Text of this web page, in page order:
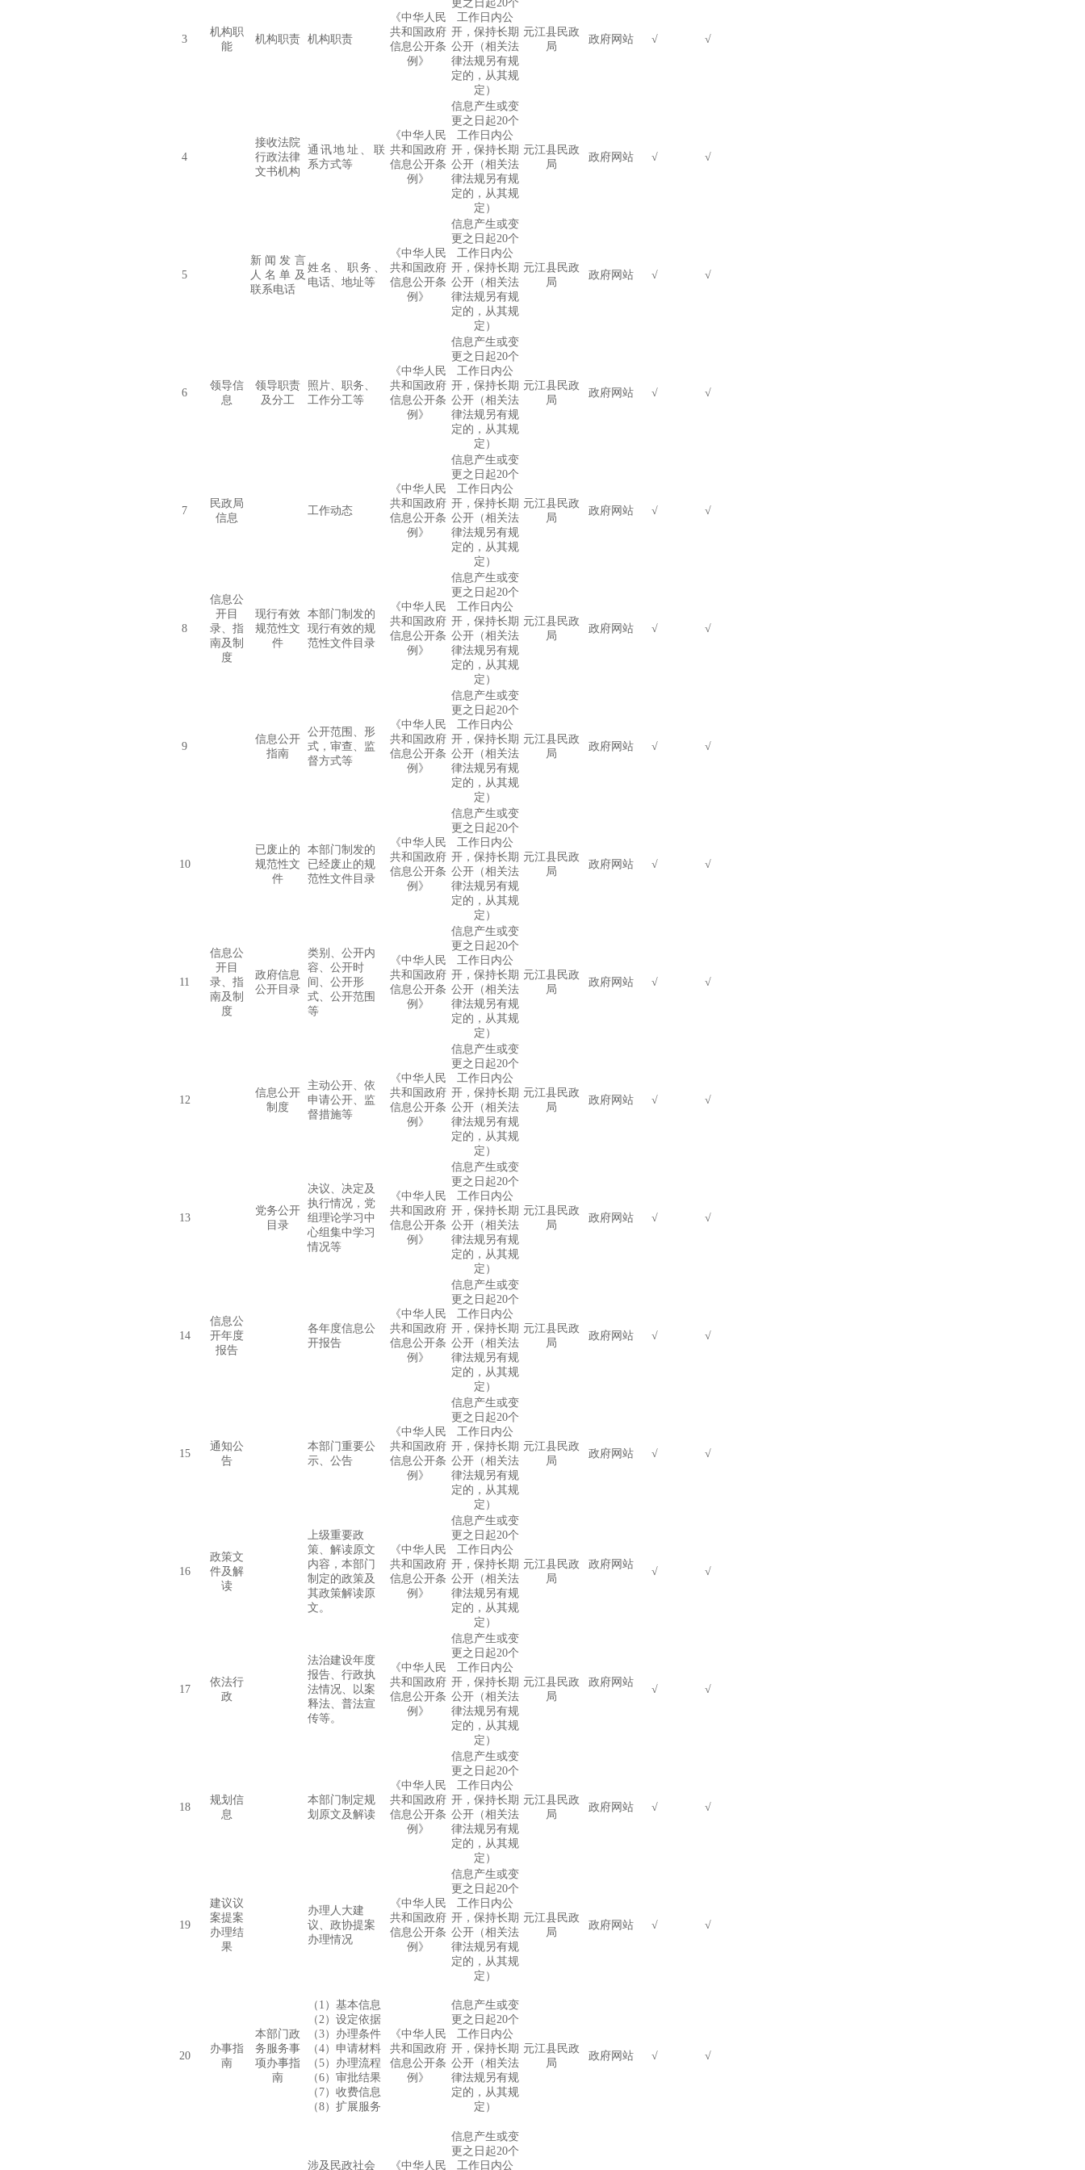
机构职
能
3 机构职责 机构职责
《中华人民
共和国政府
信息公开条
例》
更之日起20个
工作日内公
开，保持长期
公开（相关法
律法规另有规
定的，从其规
定）
元江县民政
局
政府网站 √ √
4
接收法院
行政法律
文书机构
通讯地址、联
系方式等
《中华人民
共和国政府
信息公开条
例》
信息产生或变
更之日起20个
工作日内公
开，保持长期
公开（相关法
律法规另有规
定的，从其规
定）
元江县民政
局
政府网站 √ √
5
新闻发言
人名单及
联系电话
姓名、职务、
电话、地址等
《中华人民
共和国政府
信息公开条
例》
信息产生或变
更之日起20个
工作日内公
开，保持长期
公开（相关法
律法规另有规
定的，从其规
定）
元江县民政
局
政府网站 √ √
6
领导信
息
领导职责
及分工
照片、 职务、
工作分工等
《中华人民
共和国政府
信息公开条
例》
信息产生或变
更之日起20个
工作日内公
开，保持长期
公开（相关法
律法规另有规
定的，从其规
定）
元江县民政
局
政府网站 √ √
7
民政局
信息
工作动态
《中华人民
共和国政府
信息公开条
例》
信息产生或变
更之日起20个
工作日内公
开，保持长期
公开（相关法
律法规另有规
定的，从其规
定）
元江县民政
局
政府网站 √ √
8
信息公
开目
录、指
南及制
度
现行有效
规范性文
件
本部门制发的
现行有效的规
范性文件目录
《中华人民
共和国政府
信息公开条
例》
信息产生或变
更之日起20个
工作日内公
开，保持长期
公开（相关法
律法规另有规
定的，从其规
定）
元江县民政
局
政府网站 √ √
9
信息公
开目
录、指
南及制
度
信息公开
指南
公开范围、形
式，审查、监
督方式等
《中华人民
共和国政府
信息公开条
例》
信息产生或变
更之日起20个
工作日内公
开，保持长期
公开（相关法
律法规另有规
定的，从其规
定）
元江县民政
局
政府网站 √ √
10
已废止的
规范性文
件
本部门制发的
已经废止的规
范性文件目录
《中华人民
共和国政府
信息公开条
例》
信息产生或变
更之日起20个
工作日内公
开，保持长期
公开（相关法
律法规另有规
定的，从其规
定）
元江县民政
局
政府网站 √ √
11
政府信息
公开目录
类别、公开内
容、公开时
间、公开形
式、公开范围
等
《中华人民
共和国政府
信息公开条
例》
信息产生或变
更之日起20个
工作日内公
开，保持长期
公开（相关法
律法规另有规
定的，从其规
定）
元江县民政
局
政府网站 √ √
12
信息公开
制度
主动公开、依
申请公开、监
督措施等
《中华人民
共和国政府
信息公开条
例》
信息产生或变
更之日起20个
工作日内公
开，保持长期
公开（相关法
律法规另有规
定的，从其规
定）
元江县民政
局
政府网站 √ √
13
党务公开
目录
决议、决定及
执行情况，党
组理论学习中
心组集中学习
情况等
《中华人民
共和国政府
信息公开条
例》
信息产生或变
更之日起20个
工作日内公
开，保持长期
公开（相关法
律法规另有规
定的，从其规
定）
元江县民政
局
政府网站 √ √
14
信息公
开年度
报告
各年度信息公
开报告
《中华人民
共和国政府
信息公开条
例》
信息产生或变
更之日起20个
工作日内公
开，保持长期
公开（相关法
律法规另有规
定的，从其规
定）
元江县民政
局
政府网站 √ √
15
通知公
告
本部门重要公
示、公告
《中华人民
共和国政府
信息公开条
例》
信息产生或变
更之日起20个
工作日内公
开，保持长期
公开（相关法
律法规另有规
定的，从其规
定）
元江县民政
局
政府网站 √ √
16
政策文
件及解
读
上级重要政
策、解读原文
内容，本部门
制定的政策及
其政策解读原
文。
《中华人民
共和国政府
信息公开条
例》
信息产生或变
更之日起20个
工作日内公
开，保持长期
公开（相关法
律法规另有规
定的，从其规
定）
元江县民政
局
政府网站
√ √
17
依法行
政
法治建设年度
报告、行政执
法情况、以案
释法、普法宣
传等。
《中华人民
共和国政府
信息公开条
例》
信息产生或变
更之日起20个
工作日内公
开，保持长期
公开（相关法
律法规另有规
定的，从其规
定）
元江县民政
局
政府网站
√ √
18
规划信
息
本部门制定规
划原文及解读
《中华人民
共和国政府
信息公开条
例》
信息产生或变
更之日起20个
工作日内公
开，保持长期
公开（相关法
律法规另有规
定的，从其规
定）
元江县民政
局
政府网站 √ √
19
建议议
案提案
办理结
果
办理人大建
议、政协提案
办理情况
《中华人民
共和国政府
信息公开条
例》
信息产生或变
更之日起20个
工作日内公
开，保持长期
公开（相关法
律法规另有规
定的，从其规
定）
元江县民政
局
政府网站 √ √
20
办事指
南
本部门政
务服务事
项办事指
南
（ 1 ）基本信息
（2）设定依据
（3）办理条件
（4）申请材料
（5）办理流程
（6）审批结果
（ 7）收费信息
（8）扩展服务
《中华人民
共和国政府
信息公开条
例》
信息产生或变
更之日起20个
工作日内公
开，保持长期
公开（相关法
律法规另有规
定的，从其规
定）
元江县民政
局
政府网站 √ √
涉及民政社会 《中华人民
信息产生或变
更之日起20个
工作日内公